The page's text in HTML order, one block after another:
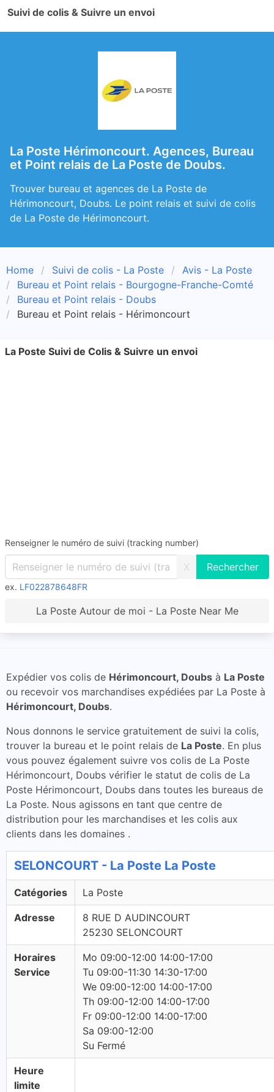
Suivi de colis & Suivre un envoi
La Poste Hérimoncourt. Agences, Bureau
et Point relais de La Poste de Doubs.
Trouver bureau et agences de La Poste de
Hérimoncourt, Doubs. Le point relais et suivi de colis
de La Poste de Hérimoncourt.
Home Suivi de colis - La Poste
Avis - La Poste
Bureau et Point relais - Bourgogne-Franche-Comté
Bureau et Point relais - Doubs
Bureau et Point relais - Hérimoncourt
La Poste Suivi de Colis & Suivre un envoi
Renseigner le numéro de suivi (tracking number)
X
ex. LF022878648FR
La Poste Autour de moi - La Poste Near Me
Expédier vos colis de Hérimoncourt, Doubs à La Poste
ou recevoir vos marchandises expédiées par La Poste à
Hérimoncourt, Doubs.
Nous donnons le service gratuitement de suivi la colis,
trouver la bureau et le point relais de La Poste. En plus
vous pouvez également suivre vos colis de La Poste
Hérimoncourt, Doubs vérifier le statut de colis de La
Poste Hérimoncourt, Doubs dans toutes les bureaus de
La Poste. Nous agissons en tant que centre de
distribution pour les marchandises et les colis aux
clients dans les domaines .
SELONCOURT - La Poste La Poste
Catégories La Poste
Adresse
8 RUE D AUDINCOURT
25230 SELONCOURT
Horaires
Service
Mo 09:00-12:00 14:00-17:00
Tu 09:00-11:30 14:30-17:00
We 09:00-12:00 14:00-17:00
Th 09:00-12:00 14:00-17:00
Fr 09:00-12:00 14:00-17:00
Sa 09:00-12:00
Su Fermé
Heure
limite